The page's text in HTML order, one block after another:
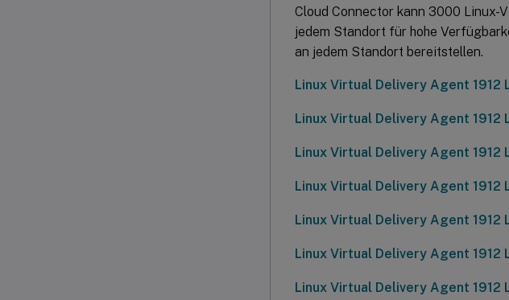
Cloud Connector kann 3000 Linux-
jedem Standort für hohe
an jedem Standort bereitstellen.
Linux Virtual Delivery Agent 1912
Linux Virtual Delivery Agent 1912
Linux Virtual Delivery Agent 1912
Linux Virtual Delivery Agent 1912
Linux Virtual Delivery Agent 1912
Linux Virtual Delivery Agent 1912
Linux Virtual Delivery Agent 1912